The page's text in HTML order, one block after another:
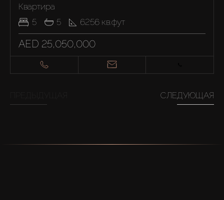
Квартира
5
5 6256 кв.фут
AED 25,050,000
СЛЕДУЮЩАЯ